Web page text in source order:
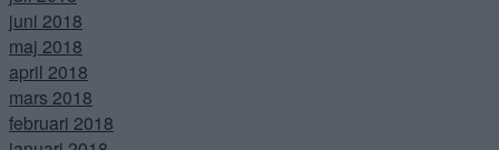
juni 2018
maj 2018
april 2018
mars 2018
februari 2018